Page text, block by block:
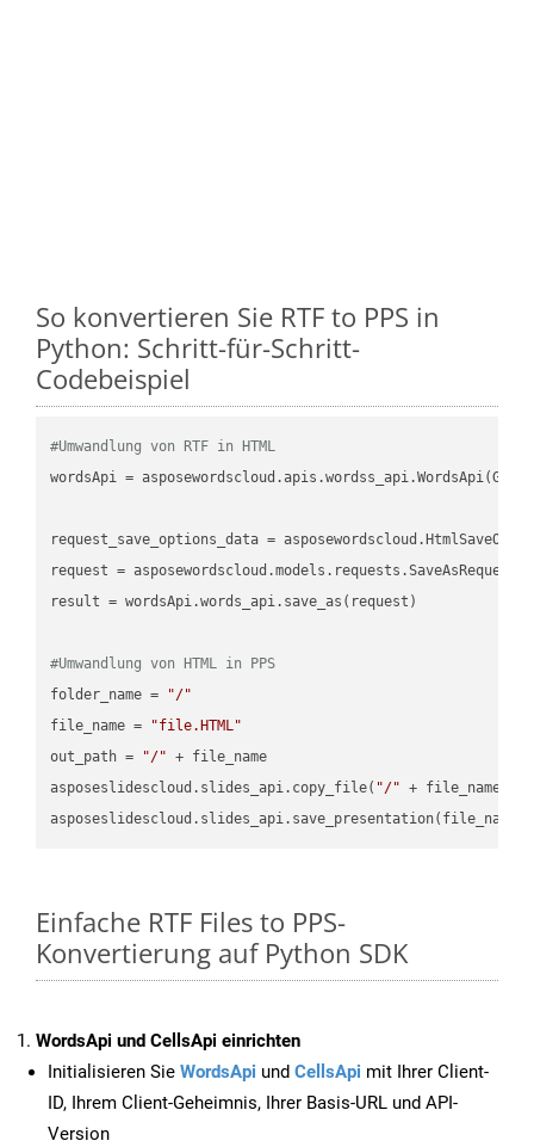
So konvertieren Sie RTF to PPS in
Python: Schritt-für-Schritt-
Codebeispiel
#Umwandlung von RTF in HTML
wordsApi =
request_save_options_data =
request =
result = wordsApi.words_api.save_as(request)
#Umwandlung von HTML in PPS
folder_name =
"/"
file_name =
"file.HTML"
out_path =
"/" + file_name
asposeslidescloud.slides_api.copy_file( "/" + file_name,
Einfache RTF Files to PPS-
Konvertierung auf Python SDK
WordsApi und CellsApi einrichten
Initialisieren Sie WordsApi und CellsApi mit Ihrer Client-
ID, Ihrem Client-Geheimnis, Ihrer Basis-URL und API-
Version